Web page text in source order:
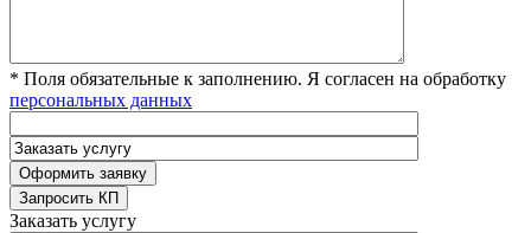
* Поля обязательные к заполнению. Я согласен на обработку
персональных данных
Заказать услугу